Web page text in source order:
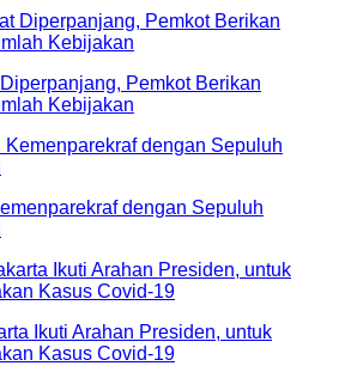
Pemkot Berikan
Kebijakan
dengan Sepuluh
Ikuti Arahan Presiden, untuk
Kasus Covid-19